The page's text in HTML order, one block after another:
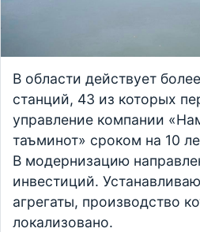
В области действует
станций, 43 из которых
управление компании
таъминот» сроком на 10
В модернизацию
инвестиций.
агрегаты, производство
локализовано.